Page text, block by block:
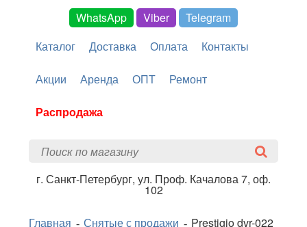
WhatsApp Viber
Telegram
Каталог
Доставка Оплата Контакты
Акции Аренда ОПТ Ремонт
Распродажа
г. Санкт-Петербург, ул. Проф. Качалова 7, оф.
102
Главная Снятые с продажи Prestigio dvr-022